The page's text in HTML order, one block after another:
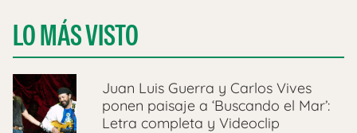
LO MÁS VISTO
Juan Luis Guerra y Carlos Vives
ponen paisaje a ‘Buscando el Mar’:
Letra completa y Videoclip